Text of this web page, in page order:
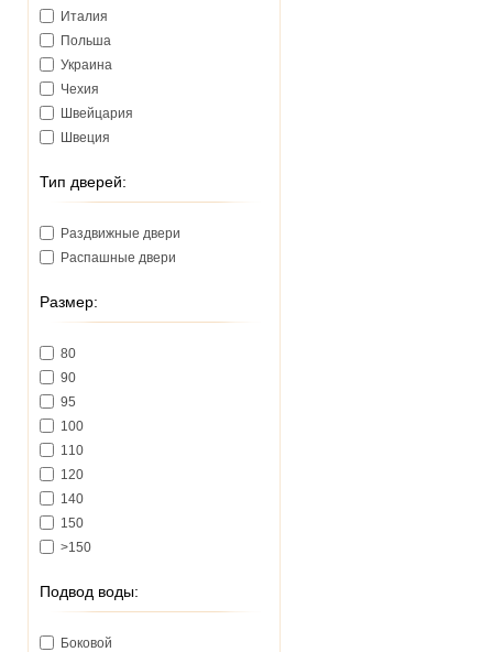
Италия
Польша
Украина
Чехия
Швейцария
Швеция
Тип дверей:
Раздвижные двери
Распашные двери
Размер:
80
90
95
100
110
120
140
150
>150
Подвод воды:
Боковой